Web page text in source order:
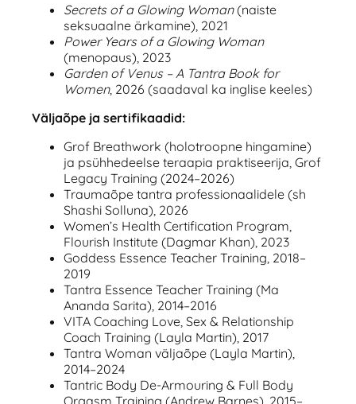
Secrets of a Glowing Woman(naiste
seksuaalne ärkamine), 2021
Power Years of a Glowing Woman
(menopaus), 2023
Garden of Venus – A Tantra Book for
Women, 2026 (saadaval ka inglise keeles)
Väljaõpe ja sertifikaadid:
Grof Breathwork (holotroopne hingamine)
ja psühhedeelse teraapia praktiseerija, Grof
Legacy Training (2024–2026)
Traumaõpe tantra professionaalidele (sh
Shashi Solluna), 2026
Women’s Health Certification Program,
Flourish Institute (Dagmar Khan), 2023
Goddess Essence Teacher Training, 2018–
2019
Tantra Essence Teacher Training (Ma
Ananda Sarita), 2014–2016
VITA Coaching Love, Sex & Relationship
Coach Training (Layla Martin), 2017
Tantra Woman väljaõpe (Layla Martin),
2014–2024
Tantric Body De-Armouring & Full Body
Orgasm Training (Andrew Barnes), 2015–